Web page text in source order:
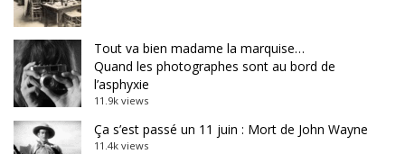
Tout va bien madame la marquise…
Quand les photographes sont au bord de
l’asphyxie
11.9k views
Ça s’est passé un 11 juin : Mort de John Wayne
11.4k views